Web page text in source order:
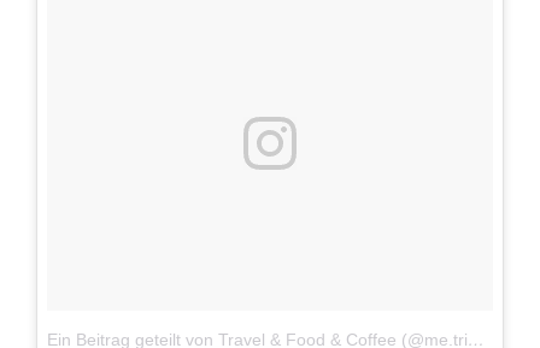
Ein Beitrag geteilt von Travel & Food & Coffee (@me.trip)